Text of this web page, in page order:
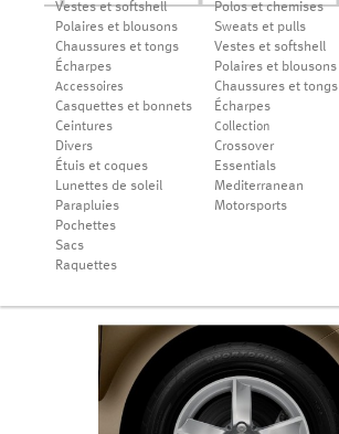
Vestes et softshell
Polaires et blousons
Chaussures et tongs
Écharpes
Accessoires
Casquettes et bonnets
Ceintures
Divers
Étuis et coques
Lunettes de soleil
Parapluies
Pochettes
Sacs
Raquettes
Polos et chemises
Sweats et pulls
Vestes et softshell
Polaires et blousons
Chaussures et tongs
Écharpes
Collection
Crossover
Essentials
Mediterranean
Motorsports